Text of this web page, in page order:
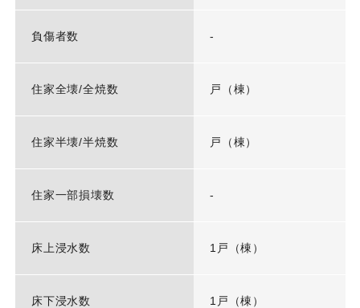
負傷者数 -
住家全壊/全焼数 戸（棟）
住家半壊/半焼数 戸（棟）
住家一部損壊数 -
床上浸水数 1戸（棟）
床下浸水数 1戸（棟）